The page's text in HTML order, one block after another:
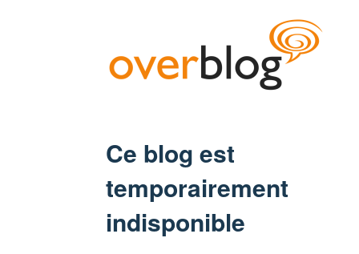
Ce blog est
temporairement
indisponible